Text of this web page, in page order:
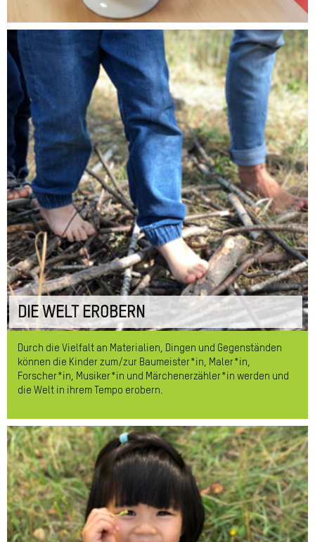
DIE WELT EROBERN
Durch die Vielfalt an Materialien, Dingen und Gegenständen
können die Kinder zum/zur Baumeister*in, Maler*in,
Forscher*in, Musiker*in und Märchenerzähler*in werden und
die Welt in ihrem Tempo erobern.